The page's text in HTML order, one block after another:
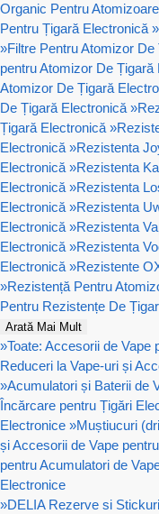
Organic Pentru
Pentru Țigară Electronică »
»Filtre Pentru Atomizor
pentru Atomizor De Țigară
Atomizor De Țigară
De Țigară Electronică »
Țigară Electronică »
Electronică »Rezistenta
Electronică »Rezistenta
Electronică »Rezistenta
Electronică »Rezistenta
Electronică »Rezistenta
Electronică »Rezistenta
Electronică »Rezistente
»Rezistență Pentru
Pentru Rezistențe De
Arată Mai Mult
»Toate: Accesorii de Vape
Reduceri la Vape-uri și
»Acumulatori și Baterii de
Încărcare pentru Țigări
Electronice »Muștiucuri
și Accesorii de Vape
pentru Acumulatori de
Electronice
»DELIA Rezerve si